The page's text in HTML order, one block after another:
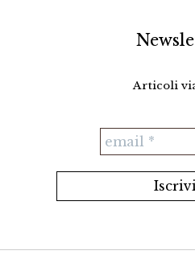
Articoli